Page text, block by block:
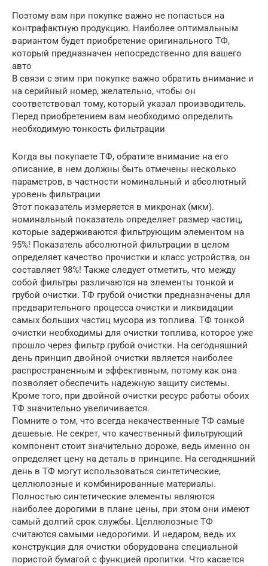
Поэтому вам при покупке важно не попасться на
контрафактную продукцию. Наиболее оптимальным
вариантом будет приобретение оригинального ТФ,
который предназначен непосредственно для вашего
авто
В связи с этим при покупке важно обратить внимание и
на серийный номер, желательно, чтобы он
соответствовал тому, который указал производитель.
Перед приобретением вам необходимо определить
необходимую тонкость фильтрации
Когда вы покупаете ТФ, обратите внимание на его
описание, в нем должны быть отмечены несколько
параметров, в частности номинальный и абсолютный
уровень фильтрации
Этот показатель измеряется в микронах (мкм).
номинальный показатель определяет размер частиц,
которые задерживаются фильтрующим элементом на
95%! Показатель абсолютной фильтрации в целом
определяет качество прочистки и класс устройства, он
составляет 98%! Также следует отметить, что между
собой фильтры различаются на элементы тонкой и
грубой очистки. ТФ грубой очистки предназначены для
предварительного процесса очистки и ликвидации
самых больших частиц мусора из топлива. ТФ тонкой
очистки необходимы для очистки топлива, которое уже
прошло через фильтр грубой очистки. На сегодняшний
день принцип двойной очистки является наиболее
распространенным и эффективным, потому как она
позволяет обеспечить надежную защиту системы.
Кроме того, при двойной очистки ресурс работы обоих
ТФ значительно увеличивается.
Помните о том, что всегда некачественные ТФ самые
дешевые. Не секрет, что качественный фильтрующий
компонент стоит значительно дороже, ведь именно он
определяет цену на деталь в принципе. На сегодняшний
день в ТФ могут использоваться синтетические,
целлюлозные и комбинированные материалы.
Полностью синтетические элементы являются
наиболее дорогими в плане цены, при этом они имеют
самый долгий срок службы. Целлюлозные ТФ
считаются самыми недорогими. И недаром, ведь их
конструкция для очистки оборудована специальной
пористой бумагой с функцией пропитки. Что касается